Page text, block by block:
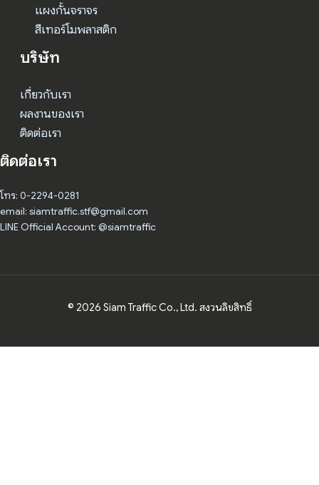
แผงกั้นจราจร
สีเทอร์โมพลาสติก
บริษัท
เกี่ยวกับเรา
ผลงานของเรา
ติดต่อเรา
ติดต่อเรา
โทร: 0-2294-0281
email: siamtraffic.stf@gmail.com
LINE Official Account: @siamtraffic
© 2026 Siam Traffic Co., Ltd. สงวนลิขสิทธิ์